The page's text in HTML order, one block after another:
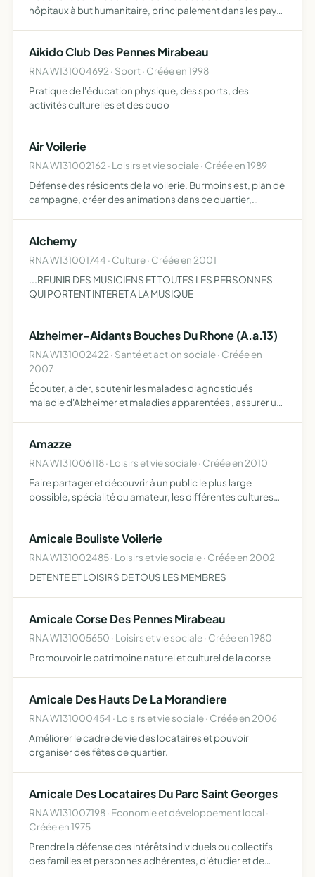
hôpitaux à but humanitaire, principalement dans les pays
to…
Aikido Club Des Pennes Mirabeau
RNA W131004692 · Sport · Créée en 1998
Pratique de l'éducation physique, des sports, des
activités culturelles et des budo
Air Voilerie
RNA W131002162 · Loisirs et vie sociale · Créée en 1989
Défense des résidents de la voilerie. Burmoins est, plan de
campagne, créer des animations dans ce quartier,
Alchemy
RNA W131001744 · Culture · Créée en 2001
...REUNIR DES MUSICIENS ET TOUTES LES PERSONNES
QUI PORTENT INTERET A LA MUSIQUE
Alzheimer-Aidants Bouches Du Rhone (A.a.13)
RNA W131002422 · Santé et action sociale · Créée en
2007
Écouter, aider, soutenir les malades diagnostiqués
maladie d'Alzheimer et maladies apparentées , assurer un
Amazze
RNA W131006118 · Loisirs et vie sociale · Créée en 2010
Faire partager et découvrir à un public le plus large
possible, spécialité ou amateur, les différentes cultures
Amicale Bouliste Voilerie
RNA W131002485 · Loisirs et vie sociale · Créée en 2002
DETENTE ET LOISIRS DE TOUS LES MEMBRES
Amicale Corse Des Pennes Mirabeau
RNA W131005650 · Loisirs et vie sociale · Créée en 1980
Promouvoir le patrimoine naturel et culturel de la corse
Amicale Des Hauts De La Morandiere
RNA W131000454 · Loisirs et vie sociale · Créée en 2006
Améliorer le cadre de vie des locataires et pouvoir
organiser des fêtes de quartier.
Amicale Des Locataires Du Parc Saint Georges
RNA W131007198 · Economie et développement local ·
Créée en 1975
Prendre la défense des intérêts individuels ou collectifs
des familles et personnes adhérentes, d'étudier et de